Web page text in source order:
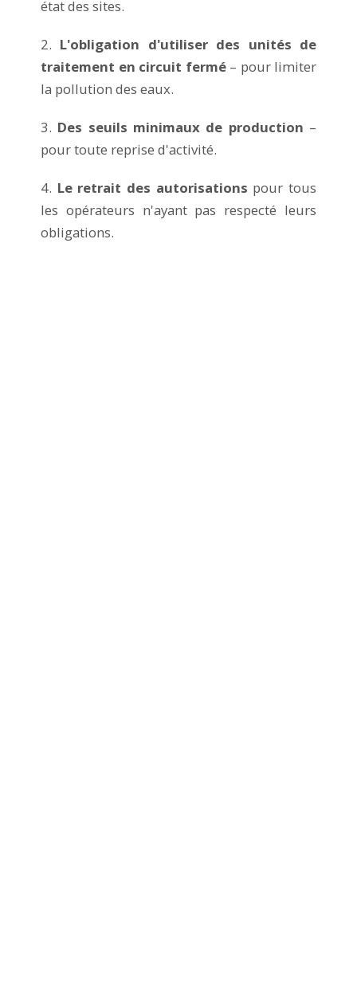
état des sites.
2. L'obligation d'utiliser des unités de
traitement en circuit fermé– pour limiter
la pollution des eaux.
3. Des seuils minimaux de production –
pour toute reprise d'activité.
4. Le retrait des autorisations pour tous
les opérateurs n'ayant pas respecté leurs
obligations.